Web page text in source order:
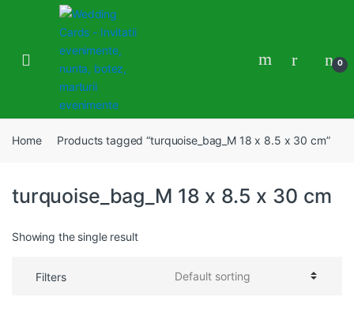
0
Home Products tagged “turquoise_bag_M 18 x 8.5 x 30 cm”
turquoise_bag_M 18 x 8.5 x 30 cm
Showing the single result
Filters